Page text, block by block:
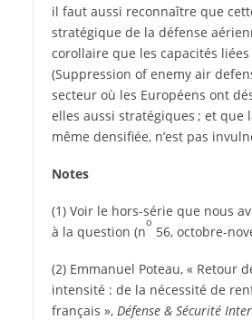
il faut aussi reconnaître que
stratégique de la défense
corollaire que les capacités liées
(Suppression of enemy air
secteur où les Européens ont
elles aussi stratégiques ; et que
même densifiée, n’est pas
Notes
(1) Voir le hors-série que nous
à la question (n
o
56, octobre-
(2) Emmanuel Poteau, « Retour
intensité : de la nécessité de
français », Défense & Sécurité